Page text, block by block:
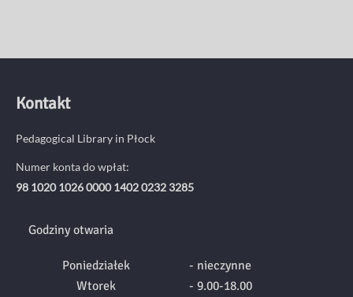
Kontakt
Pedagogical Library in Płock
Numer konta do wpłat:
98 1020 1026 0000 1402 0232 3285
Godziny otwaria
Poniedziałek
Wtorek
- nieczynne
- 9.00-18.00